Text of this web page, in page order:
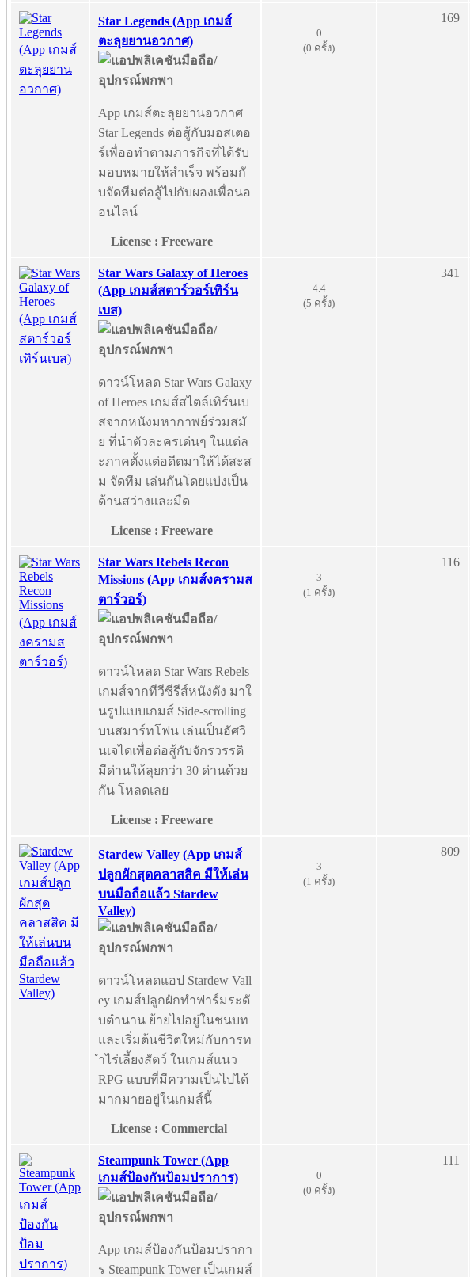
Star Legends (App เกมส์
ตะลุยยานอวกาศ)
App เกมส์ตะลุยยานอวกาศ
Star Legends ต่อสู้กับมอสเตอ
ร์เพื่ออทำตามภารกิจที่ได้รับ
มอบหมายให้สำเร็จ พร้อมกั
บจัดทีมต่อสู้ไปกับผองเพื่อนอ
อนไลน์
License : Freeware
0
(0 ครั้ง)
169
Star Wars Galaxy of Heroes
(App เกมส์สตาร์วอร์เทิร์น
เบส)
ดาวน์โหลด Star Wars Galaxy
of Heroes เกมส์สไตล์เทิร์นเบ
สจากหนังมหากาพย์ร่วมสมั
ย ที่นำตัวละครเด่นๆ ในแต่ล
ะภาคตั้งแต่อดีตมาให้ได้สะส
ม จัดทีม เล่นกันโดยแบ่งเป็น
ด้านสว่างและมืด
License : Freeware
4.4
(5 ครั้ง)
341
Star Wars Rebels Recon
Missions (App เกมส์งครามส
ตาร์วอร์)
ดาวน์โหลด Star Wars Rebels
เกมส์จากทีวีซีรีส์หนังดัง มาใ
นรูปแบบเกมส์ Side-scrolling
บนสมาร์ทโฟน เล่นเป็นอัศวิ
นเจไดเพื่อต่อสู้กับจักรวรรดิ
มีด่านให้ลุยกว่า 30 ด่านด้วย
กัน โหลดเลย
License : Freeware
3
(1 ครั้ง)
116
Stardew Valley (App เกมส์
ปลูกผักสุดคลาสสิค มีให้เล่น
บนมือถือแล้ว Stardew
Valley)
ดาวน์โหลดแอป Stardew Vall
ey เกมส์ปลูกผักทำฟาร์มระดั
บตำนาน ย้ายไปอยู่ในชนบท
และเริ่มต้นชีวิตใหม่กับการท
ำไร่เลี้ยงสัตว์ ในเกมส์แนว
RPG แบบที่มีความเป็นไปได้
มากมายอยู่ในเกมส์นี้
License : Commercial
3
(1 ครั้ง)
809
Steampunk Tower (App
เกมส์ป้องกันป้อมปราการ)
App เกมส์ป้องกันป้อมปรากา
ร Steampunk Tower เป็นเกมส์
0
(0 ครั้ง)
111